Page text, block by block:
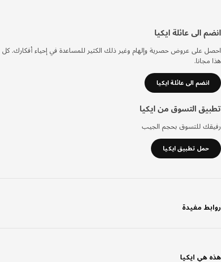
الى عائلة ايكيا
على عروض حصرية وإلهام وغير ذلك الكثير للمساعدة في إحياء أفكارك. كل
انضم الى عائلة ايكيا
التسوق من ايكيا
للتسوق بحجم الجيب
حمل تطبيق ايكيا
مفيدة
هي ايكيا